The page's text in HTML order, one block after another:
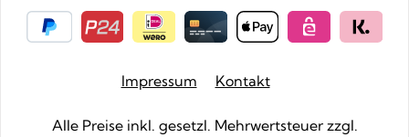
Impressum Kontakt
Alle Preise inkl. gesetzl. Mehrwertsteuer zzgl.